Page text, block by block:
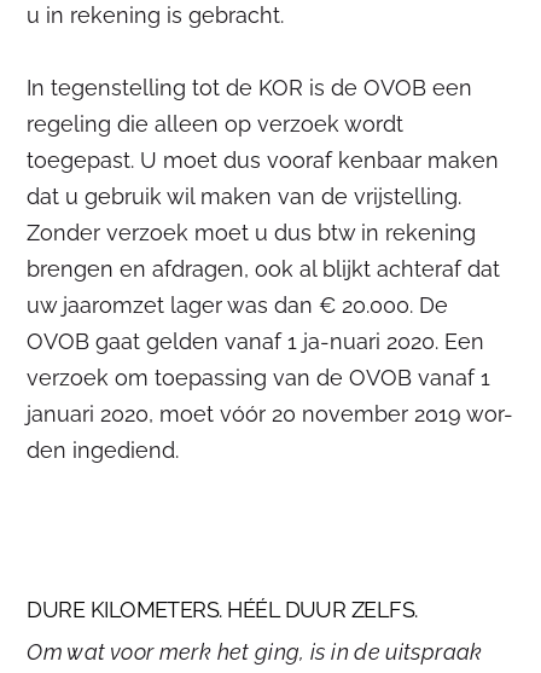
u in rekening is gebracht.
In tegenstelling tot de KOR is de OVOB een
regeling die alleen op verzoek wordt
toegepast. U moet dus vooraf kenbaar maken
dat u gebruik wil maken van de vrijstelling.
Zonder verzoek moet u dus btw in rekening
brengen en afdragen, ook al blijkt achteraf dat
uw jaaromzet lager was dan € 20.000. De
OVOB gaat gelden vanaf 1 ja-nuari 2020. Een
verzoek om toepassing van de OVOB vanaf 1
januari 2020, moet vóór 20 november 2019 wor-
den ingediend.
DURE KILOMETERS. HÉÉL DUUR ZELFS.
Om wat voor merk het ging, is in de uitspraak